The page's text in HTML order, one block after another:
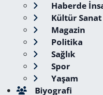
Haberde
Kültür Sanat
Magazin
Politika
Sağlık
Spor
Yaşam
Biyografi